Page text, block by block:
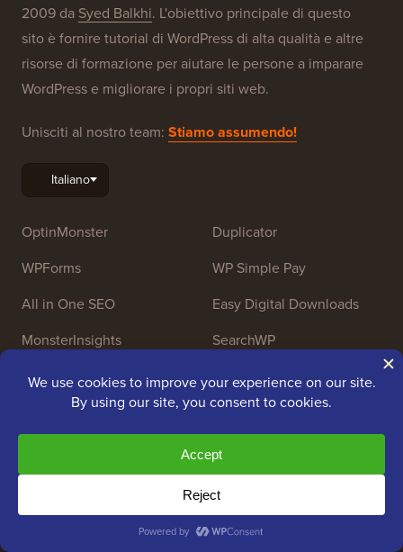
2009 da Syed Balkhi. L'obiettivo principale di questo
sito è fornire tutorial di WordPress di alta qualità e altre
risorse di formazione per aiutare le persone a imparare
WordPress e migliorare i propri siti web.
Unisciti al nostro team: Stiamo assumendo!
OptinMonster
WPForms
All in One SEO
MonsterInsights
WP Mail SMTP
Smash Balloon
Duplicator
WP Simple Pay
Easy Digital Downloads
SearchWP
RafflePress
PushEngage
WP Charitable